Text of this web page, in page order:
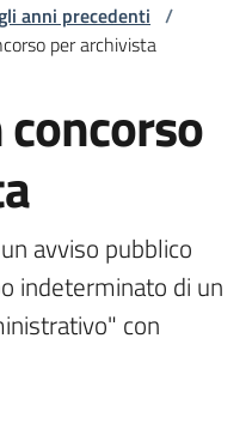
anni precedenti /
per archivista
avviso pubblico
indeterminato di un
con